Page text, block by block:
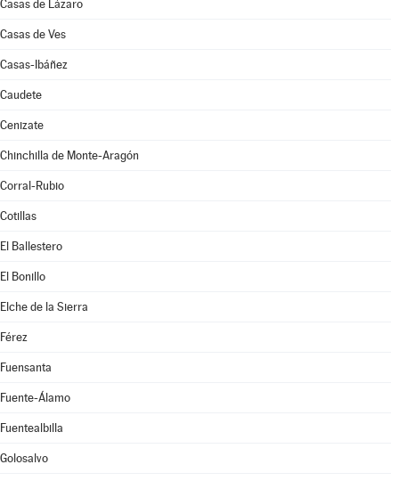
Casas de Lázaro
Casas de Ves
Casas-Ibáñez
Caudete
Cenizate
Chinchilla de Monte-Aragón
Corral-Rubio
Cotillas
El Ballestero
El Bonillo
Elche de la Sierra
Férez
Fuensanta
Fuente-Álamo
Fuentealbilla
Golosalvo